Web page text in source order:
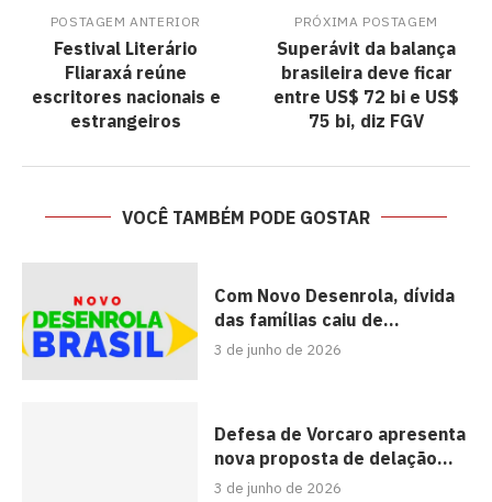
POSTAGEM ANTERIOR
Festival Literário
Fliaraxá reúne
escritores nacionais e
estrangeiros
PRÓXIMA POSTAGEM
Superávit da balança
brasileira deve ficar
entre US$ 72 bi e US$
75 bi, diz FGV
VOCÊ TAMBÉM PODE GOSTAR
Com Novo Desenrola, dívida
das famílias caiu de...
3 de junho de 2026
Defesa de Vorcaro apresenta
nova proposta de delação...
3 de junho de 2026